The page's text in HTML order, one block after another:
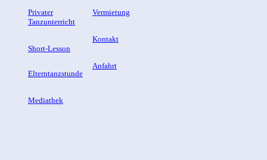
Privater
Tanzunterricht
Short-Lesson
Elterntanzstunde
Mediathek
Vermietung
Kontakt
Anfahrt